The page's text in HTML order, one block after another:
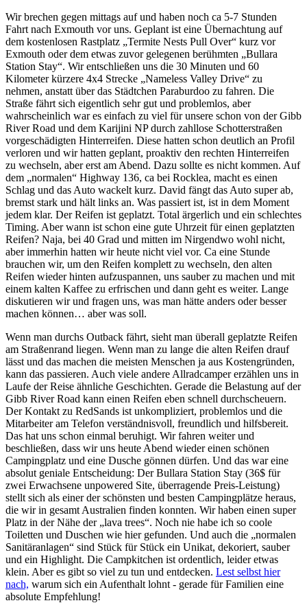
Wir brechen gegen mittags auf und haben noch ca 5-7 Stunden
Fahrt nach Exmouth vor uns. Geplant ist eine Übernachtung auf
dem kostenlosen Rastplatz „Termite Nests Pull Over“ kurz vor
Exmouth oder dem etwas zuvor gelegenen berühmten „Bullara
Station Stay“. Wir entschließen uns die 30 Minuten und 60
Kilometer kürzere 4x4 Strecke „Nameless Valley Drive“ zu
nehmen, anstatt über das Städtchen Paraburdoo zu fahren. Die
Straße fährt sich eigentlich sehr gut und problemlos, aber
wahrscheinlich war es einfach zu viel für unsere schon von der Gibb
River Road und dem Karijini NP durch zahllose Schotterstraßen
vorgeschädigten Hinterreifen. Diese hatten schon deutlich an Profil
verloren und wir hatten geplant, proaktiv den rechten Hinterreifen
zu wechseln, aber erst am Abend. Dazu sollte es nicht kommen. Auf
dem „normalen“ Highway 136, ca bei Rocklea, macht es einen
Schlag und das Auto wackelt kurz. David fängt das Auto super ab,
bremst stark und hält links an. Was passiert ist, ist in dem Moment
jedem klar. Der Reifen ist geplatzt. Total ärgerlich und ein schlechtes
Timing. Aber wann ist schon eine gute Uhrzeit für einen geplatzten
Reifen? Naja, bei 40 Grad und mitten im Nirgendwo wohl nicht,
aber immerhin hatten wir heute nicht viel vor. Ca eine Stunde
brauchen wir, um den Reifen komplett zu wechseln, den alten
Reifen wieder hinten aufzuspannen, uns sauber zu machen und mit
einem kalten Kaffee zu erfrischen und dann geht es weiter. Lange
diskutieren wir und fragen uns, was man hätte anders oder besser
machen können… aber was soll.
Wenn man durchs Outback fährt, sieht man überall geplatzte Reifen
am Straßenrand liegen. Wenn man zu lange die alten Reifen drauf
lässt und das machen die meisten Menschen ja aus Kostengründen,
kann das passieren. Auch viele andere Allradcamper erzählen uns in
Laufe der Reise ähnliche Geschichten. Gerade die Belastung auf der
Gibb River Road kann einen Reifen eben schnell durchscheuern.
Der Kontakt zu RedSands ist unkompliziert, problemlos und die
Mitarbeiter am Telefon verständnisvoll, freundlich und hilfsbereit.
Das hat uns schon einmal beruhigt. Wir fahren weiter und
beschließen, dass wir uns heute Abend wieder einen schönen
Campingplatz und eine Dusche gönnen dürfen. Und das war eine
absolut geniale Entscheidung: Der Bullara Station Stay (36$ für
zwei Erwachsene unpowered Site, überragende Preis-Leistung)
stellt sich als einer der schönsten und besten Campingplätze heraus,
die wir in gesamt Australien finden konnten. Wir haben einen super
Platz in der Nähe der „lava trees“. Noch nie habe ich so coole
Toiletten und Duschen wie hier gefunden. Und auch die „normalen
Sanitäranlagen“ sind Stück für Stück ein Unikat, dekoriert, sauber
und ein Highlight. Die Campkitchen ist ordentlich, leider etwas
klein. Aber es gibt so viel zu tun und entdecken. Lest selbst hier
nach, warum sich ein Aufenthalt lohnt - gerade für Familien eine
absolute Empfehlung!